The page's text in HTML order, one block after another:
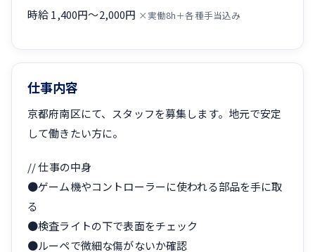
時給 1,400円〜2,000円 ×実働8h＋各種手当込み
仕事内容
京都府南区にて、スタッフを募集します。地元で安定
して働きたい方に。
// 仕事の中身
●ゲーム機やコントローラーに使われる部品を手に取
る
●検査ライトの下で表面をチェック
●ルーペで微細な傷がないか確認